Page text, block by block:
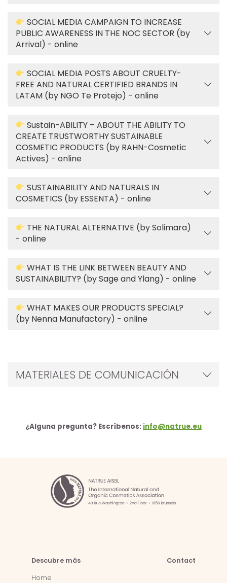
SOCIAL MEDIA CAMPAIGN TO INCREASE
PUBLIC AWARENESS IN THE NOC SECTOR (by
Arrival) - online
SOCIAL MEDIA POSTS ABOUT CRUELTY-
FREE AND NATURAL CERTIFIED BRANDS IN
LATAM (by NGO Te Protejo) - online
Sustain-ABILITY – ABOUT THE ABILITY TO
CREATE TRUSTWORTHY SUSTAINABLE
COSMETIC PRODUCTS (by RAHN-Cosmetic
Actives) - online
SUSTAINABILITY AND NATURALS IN
COSMETICS (by ESSENTA) - online
THE NATURAL ALTERNATIVE (by Solimara)
- online
WHAT IS THE LINK BETWEEN BEAUTY AND
SUSTAINABILITY? (by Sage and Ylang) - online
WHAT MAKES OUR PRODUCTS SPECIAL?
(by Nenna Manufactory) - online
MATERIALES DE COMUNICACIÓN
¿Alguna pregunta? Escríbenos: info@natrue.eu
Descubre más
Home
Contact